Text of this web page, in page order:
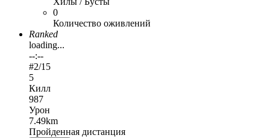
0
Количество оживлений
Ranked
loading...
--:--
#2/15
5
Килл
987
Урон
7.49km
Пройденная дистанция